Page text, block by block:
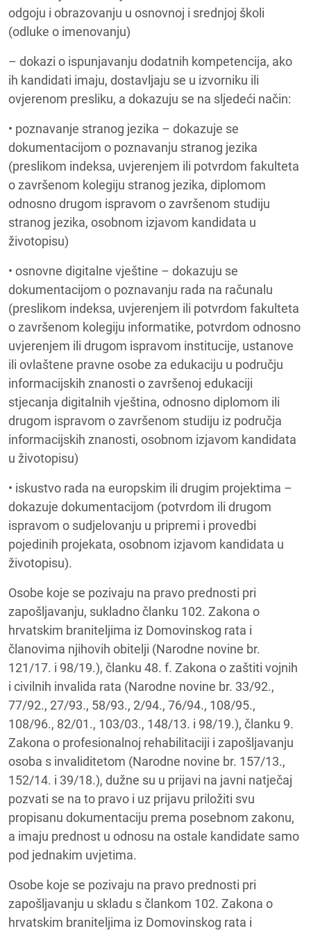
odgoju i obrazovanju u osnovnoj i srednjoj školi
(odluke o imenovanju)
– dokazi o ispunjavanju dodatnih kompetencija, ako
ih kandidati imaju, dostavljaju se u izvorniku ili
ovjerenom presliku, a dokazuju se na sljedeći način:
• poznavanje stranog jezika – dokazuje se
dokumentacijom o poznavanju stranog jezika
(preslikom indeksa, uvjerenjem ili potvrdom fakulteta
o završenom kolegiju stranog jezika, diplomom
odnosno drugom ispravom o završenom studiju
stranog jezika, osobnom izjavom kandidata u
životopisu)
• osnovne digitalne vještine – dokazuju se
dokumentacijom o poznavanju rada na računalu
(preslikom indeksa, uvjerenjem ili potvrdom fakulteta
o završenom kolegiju informatike, potvrdom odnosno
uvjerenjem ili drugom ispravom institucije, ustanove
ili ovlaštene pravne osobe za edukaciju u području
informacijskih znanosti o završenoj edukaciji
stjecanja digitalnih vještina, odnosno diplomom ili
drugom ispravom o završenom studiju iz područja
informacijskih znanosti, osobnom izjavom kandidata
u životopisu)
• iskustvo rada na europskim ili drugim projektima –
dokazuje dokumentacijom (potvrdom ili drugom
ispravom o sudjelovanju u pripremi i provedbi
pojedinih projekata, osobnom izjavom kandidata u
životopisu).
Osobe koje se pozivaju na pravo prednosti pri
zapošljavanju, sukladno članku 102. Zakona o
hrvatskim braniteljima iz Domovinskog rata i
članovima njihovih obitelji (Narodne novine br.
121/17. i 98/19.), članku 48. f. Zakona o zaštiti vojnih
i civilnih invalida rata (Narodne novine br. 33/92.,
77/92., 27/93., 58/93., 2/94., 76/94., 108/95.,
108/96., 82/01., 103/03., 148/13. i 98/19.), članku 9.
Zakona o profesionalnoj rehabilitaciji i zapošljavanju
osoba s invaliditetom (Narodne novine br. 157/13.,
152/14. i 39/18.), dužne su u prijavi na javni natječaj
pozvati se na to pravo i uz prijavu priložiti svu
propisanu dokumentaciju prema posebnom zakonu,
a imaju prednost u odnosu na ostale kandidate samo
pod jednakim uvjetima.
Osobe koje se pozivaju na pravo prednosti pri
zapošljavanju u skladu s člankom 102. Zakona o
hrvatskim braniteljima iz Domovinskog rata i